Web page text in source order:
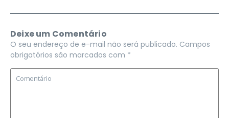
Deixe um Comentário
O seu endereço de e-mail não será publicado. Campos
obrigatórios são marcados com *